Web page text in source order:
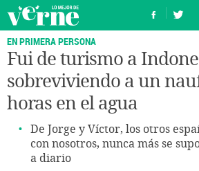
EN PRIMERA PERSONA
Fui de turismo a
sobreviviendo a un
horas en el agua
De Jorge y Víctor, los otros
con nosotros, nunca más se
a diario